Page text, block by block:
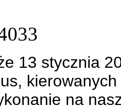
13 stycznia
na